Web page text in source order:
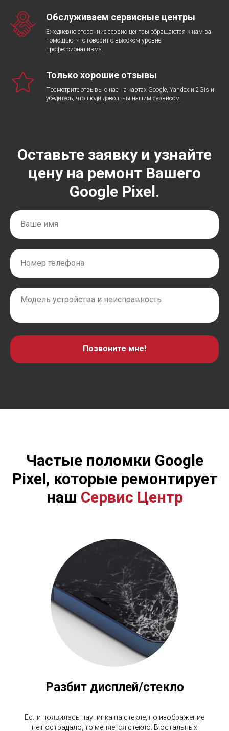
Обслуживаем сервисные центры
Ежедневно сторонние сервис центры обращаются к нам за
помощью, что говорит о высоком уровне
профессионализма.
Только хорошие отзывы
Посмотрите отзывы о нас на картах Google, Yandex и 2Gis и
убедитесь, что люди довольны нашим сервисом.
Оставьте заявку и узнайте
цену на ремонт Вашего
Google Pixel.
Позвоните мне!
Частые поломки Google
Pixel, которые ремонтирует
наш Сервис Центр
Разбит дисплей/стекло
Если появилась паутинка на стекле, но изображение
не пострадало, то меняется стекло. В остальных